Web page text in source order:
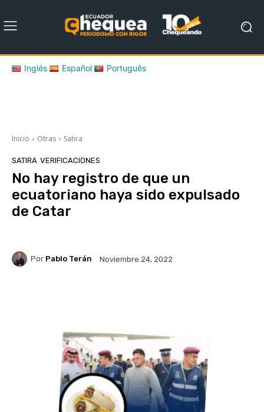
Inglés Español Português
Inicio Otras Satira
SATIRA VERIFICACIONES
No hay registro de que un
ecuatoriano haya sido expulsado
de Catar
Por Pablo Terán Noviembre 24, 2022